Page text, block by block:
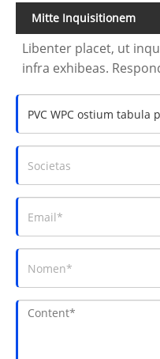
Mitte Inquisitionem
Libenter placet, ut
infra exhibeas.